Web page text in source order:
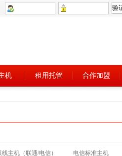
机 租用托管 合作加盟
线主机（联通/电信） 电信标准主机